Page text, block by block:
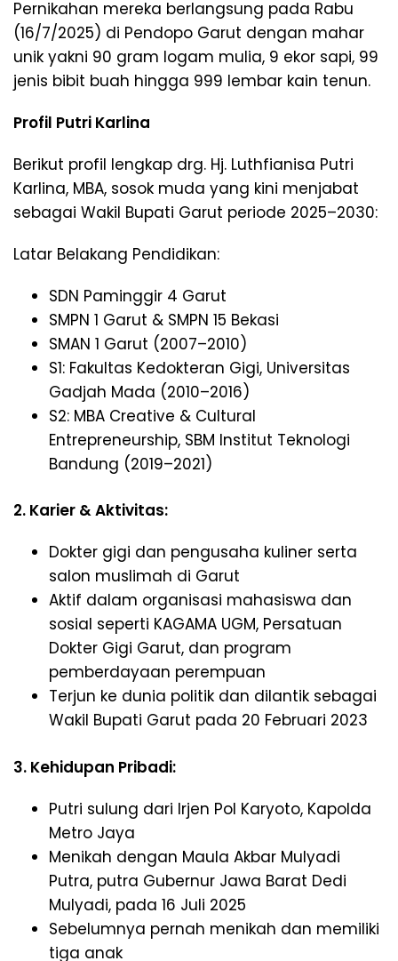
Pernikahan mereka berlangsung pada Rabu
(16/7/2025) di Pendopo Garut dengan mahar
unik yakni 90 gram logam mulia, 9 ekor sapi, 99
jenis bibit buah hingga 999 lembar kain tenun.
Profil Putri Karlina
Berikut profil lengkap drg. Hj. Luthfianisa Putri
Karlina, MBA, sosok muda yang kini menjabat
sebagai Wakil Bupati Garut periode 2025–2030:
Latar Belakang Pendidikan:
SDN Paminggir 4 Garut
SMPN 1 Garut & SMPN 15 Bekasi
SMAN 1 Garut (2007–2010)
S1: Fakultas Kedokteran Gigi, Universitas
Gadjah Mada (2010–2016)
S2: MBA Creative & Cultural
Entrepreneurship, SBM Institut Teknologi
Bandung (2019–2021)
2. Karier & Aktivitas:
Dokter gigi dan pengusaha kuliner serta
salon muslimah di Garut
Aktif dalam organisasi mahasiswa dan
sosial seperti KAGAMA UGM, Persatuan
Dokter Gigi Garut, dan program
pemberdayaan perempuan
Terjun ke dunia politik dan dilantik sebagai
Wakil Bupati Garut pada 20 Februari 2023
3. Kehidupan Pribadi:
Putri sulung dari Irjen Pol Karyoto, Kapolda
Metro Jaya
Menikah dengan Maula Akbar Mulyadi
Putra, putra Gubernur Jawa Barat Dedi
Mulyadi, pada 16 Juli 2025
Sebelumnya pernah menikah dan memiliki
tiga anak